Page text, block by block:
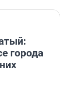
города